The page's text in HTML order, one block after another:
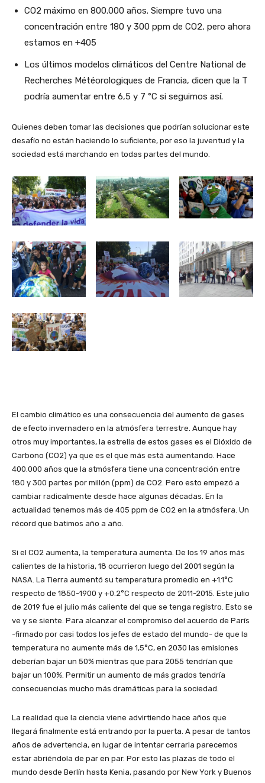
CO2 máximo en 800.000 años. Siempre tuvo una
concentración entre 180 y 300 ppm de CO2, pero ahora
estamos en +405
Los últimos modelos climáticos del Centre National de
Recherches Météorologiques de Francia, dicen que la T
podría aumentar entre 6,5 y 7 °C si seguimos así.
Quienes deben tomar las decisiones que podrían solucionar este
desafío no están haciendo lo suficiente, por eso la juventud y la
sociedad está marchando en todas partes del mundo.
El cambio climático es una consecuencia del aumento de gases
de efecto invernadero en la atmósfera terrestre. Aunque hay
otros muy importantes, la estrella de estos gases es el Dióxido de
Carbono (CO2) ya que es el que más está aumentando. Hace
400.000 años que la atmósfera tiene una concentración entre
180 y 300 partes por millón (ppm) de CO2. Pero esto empezó a
cambiar radicalmente desde hace algunas décadas. En la
actualidad tenemos más de 405 ppm de CO2 en la atmósfera. Un
récord que batimos año a año.
Si el CO2 aumenta, la temperatura aumenta. De los 19 años más
calientes de la historia, 18 ocurrieron luego del 2001 según la
NASA. La Tierra aumentó su temperatura promedio en +1.1°C
respecto de 1850-1900 y +0.2°C respecto de 2011-2015. Este julio
de 2019 fue el julio más caliente del que se tenga registro. Esto se
ve y se siente. Para alcanzar el compromiso del acuerdo de París
-firmado por casi todos los jefes de estado del mundo- de que la
temperatura no aumente más de 1,5°C, en 2030 las emisiones
deberían bajar un 50% mientras que para 2055 tendrían que
bajar un 100%. Permitir un aumento de más grados tendría
consecuencias mucho más dramáticas para la sociedad.
La realidad que la ciencia viene advirtiendo hace años que
llegará finalmente está entrando por la puerta. A pesar de tantos
años de advertencia, en lugar de intentar cerrarla parecemos
estar abriéndola de par en par. Por esto las plazas de todo el
mundo desde Berlín hasta Kenia, pasando por New York y Buenos